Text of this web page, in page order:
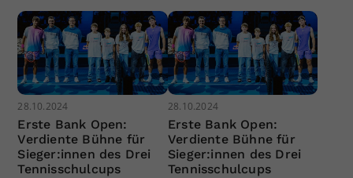
28.10.2024
Erste Bank Open:
Verdiente Bühne für
Sieger:innen des Drei
Tennisschulcups
28.10.2024
Erste Bank Open:
Verdiente Bühne für
Sieger:innen des Drei
Tennisschulcups